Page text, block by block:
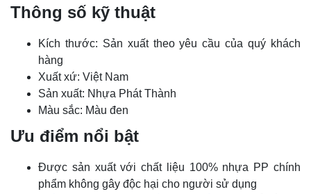
Thông số kỹ thuật
Kích thước: Sản xuất theo yêu cầu của quý khách
hàng
Xuất xứ: Việt Nam
Sản xuất: Nhựa Phát Thành
Màu sắc: Màu đen
Ưu điểm nổi bật
Được sản xuất với chất liệu 100% nhựa PP chính
phẩm không gây độc hại cho người sử dụng